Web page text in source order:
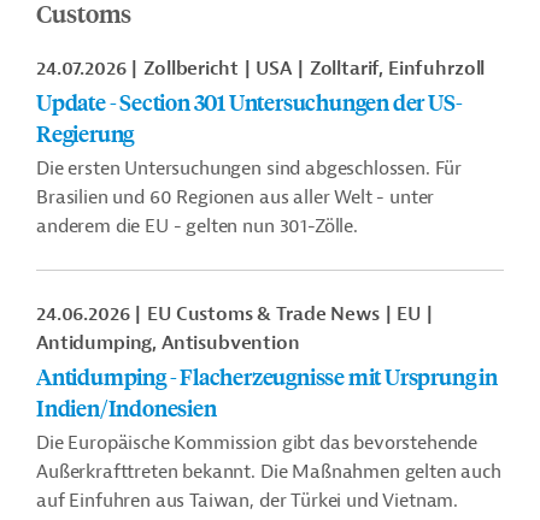
Customs
24.07.2026 Zollbericht USA Zolltarif, Einfuhrzoll
Update - Section 301 Untersuchungen der US-
Regierung
Die ersten Untersuchungen sind abgeschlossen. Für
Brasilien und 60 Regionen aus aller Welt - unter
anderem die EU - gelten nun 301-Zölle.
24.06.2026 EU Customs & Trade News
EU
Antidumping, Antisubvention
Antidumping - Flacherzeugnisse mit Ursprung in
Indien/Indonesien
Die Europäische Kommission gibt das bevorstehende
Außerkrafttreten bekannt. Die Maßnahmen gelten auch
auf Einfuhren ausTaiwan, der Türkei und Vietnam.